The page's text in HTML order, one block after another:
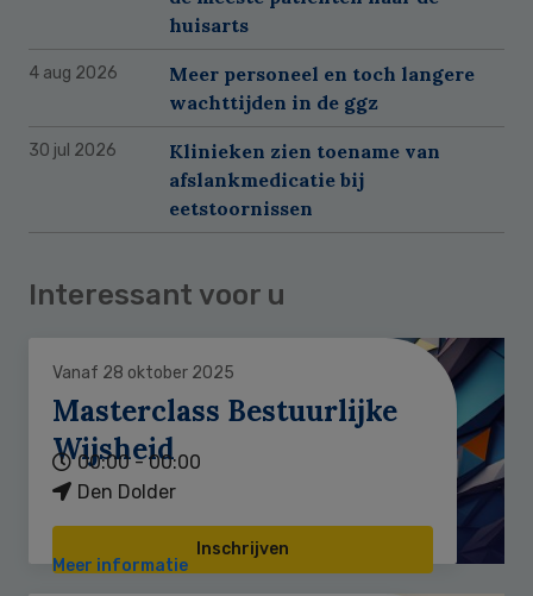
huisarts
4 aug 2026
Meer personeel en toch langere
wachttijden in de ggz
30 jul 2026
Klinieken zien toename van
afslankmedicatie bij
eetstoornissen
Interessant voor u
Vanaf 28 oktober 2025
Masterclass Bestuurlijke
Wijsheid
00:00 - 00:00
Den Dolder
Inschrijven
Meer informatie